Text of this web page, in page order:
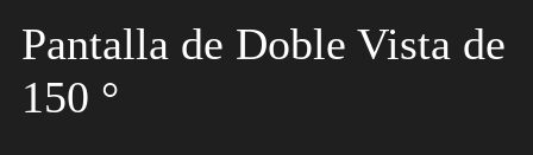
Pantalla de Doble Vista de
150 °